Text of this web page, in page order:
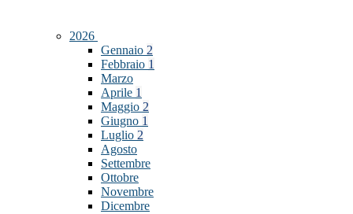
2026
Gennaio 2
Febbraio 1
Marzo
Aprile 1
Maggio 2
Giugno 1
Luglio 2
Agosto
Settembre
Ottobre
Novembre
Dicembre